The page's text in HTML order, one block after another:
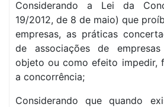
Considerando a Lei da
19/2012, de 8 de maio) que
empresas, as práticas
de associações de
objeto ou como efeito impedir,
a concorrência;
Considerando que quando